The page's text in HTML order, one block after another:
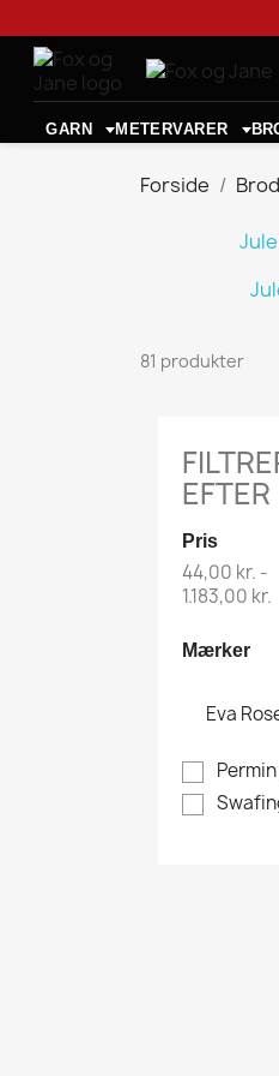
GARN METERVARER
Forside
81 produkter
EFTER
Pris
44,00 kr. -
1.183,00 kr.
Mærker
Eva
Permin